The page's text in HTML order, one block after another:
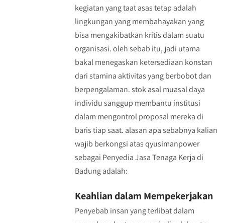
kegiatan yang taat asas tetap adalah
lingkungan yang membahayakan yang
bisa mengakibatkan kritis dalam suatu
organisasi. oleh sebab itu, jadi utama
bakal menegaskan ketersediaan konstan
dari stamina aktivitas yang berbobot dan
berpengalaman. stok asal muasal daya
individu sanggup membantu institusi
dalam mengontrol proposal mereka di
baris tiap saat. alasan apa sebabnya kalian
wajib berkongsi atas qyusimanpower
sebagai Penyedia Jasa Tenaga Kerja di
Badung adalah:
Keahlian dalam Mempekerjakan
Penyebab insan yang terlibat dalam